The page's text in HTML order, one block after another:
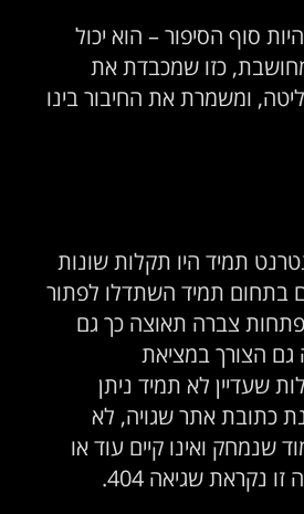
להיות סוף הסיפור – הוא יכול
כזו שמכבדת את
ומשמרת את החיבור בינו
תמיד היו תקלות שונות
בתחום תמיד השתדלו לפתור
צברה תאוצה כך גם
גם הצורך במציאת
שעדיין לא תמיד ניתן
כתובת אתר שגויה, לא
שנמחק ואינו קיים עוד או
נקראת שגיאה 404.